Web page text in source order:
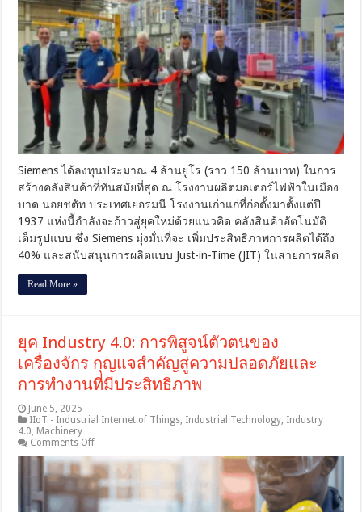
150
ล้าน
บาท
สร้าง
คลัง
สินค้า
อัตโนมัติ
เต็ม
รูป
แบบ
ดัน
โรงงาน
สู่
ยุค
Industry
4.0
Siemens ได้ลงทุนประมาณ 4 ล้านยูโร (ราว 150 ล้านบาท) ในการ
สร้างคลังสินค้าที่ทันสมัยที่สุด ณ โรงงานผลิตมอเตอร์ไฟฟ้าในเมือง
บาด นอยชตัท ประเทศเยอรมนี โรงงานเก่าแก่ที่ก่อตั้งมาตั้งแต่ปี
1937 แห่งนี้กำลังจะก้าวสู่ยุคใหม่ด้วยแนวคิด คลังสินค้าอัตโนมัติ
เต็มรูปแบบ ซึ่ง Siemens มุ่งมั่นที่จะ เพิ่มประสิทธิภาพการผลิตได้ถึง
40% และสนับสนุนการผลิตแบบ Just-in-Time (JIT) ในสายการผลิต
Read More »
ยุค Industry 4.0: การพิสูจน์ตัวตนของ
เครื่องจักร กุญแจสำคัญสู่ความปลอดภัยและ
การทำงานที่มีประสิทธิภาพ
June 5, 2025
IIoT - Industrial Internet of Things Industrial Technology Industry
4.0 Machinery
Comments Offon
Industry
4.0:
การ